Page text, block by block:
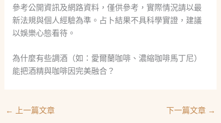
參考公開資訊及網路資料，僅供參考，實際情況請以最
新法規與個人經驗為準。占卜結果不具科學實證，建議
以娛樂心態看待。
為什麼有些調酒（如：愛爾蘭咖啡、濃縮咖啡馬丁尼）
能把酒精與咖啡因完美融合？
← 上一篇文章 下一篇文章 →